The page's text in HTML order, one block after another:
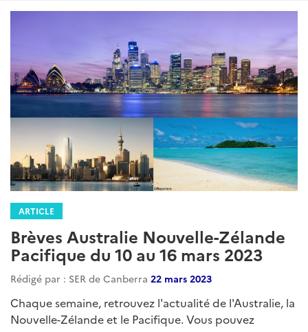
ARTICLE
Brèves Australie Nouvelle-Zélande
Pacifique du 10 au 16 mars 2023
Rédigé par : SER de Canberra 22 mars 2023
Chaque semaine, retrouvez l'actualité de l'Australie, la
Nouvelle-Zélande et le Pacifique. Vous pouvez